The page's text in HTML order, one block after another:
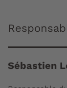
Sébastien